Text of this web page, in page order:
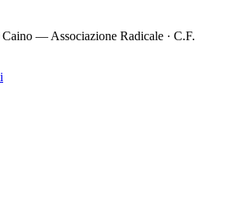
— Associazione Radicale · C.F.